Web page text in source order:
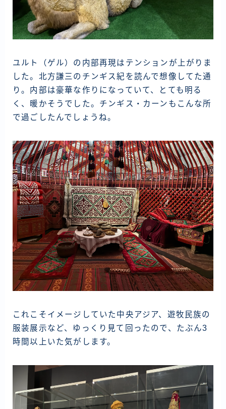
ユルト（ゲル）の内部再現はテンションが上がりま
した。北方謙三のチンギス紀を読んで想像してた通
り。内部は豪華な作りになっていて、とても明る
く、暖かそうでした。チンギス・カーンもこんな所
で過ごしたんでしょうね。
これこそイメージしていた中央アジア、遊牧民族の
服装展示など、ゆっくり見て回ったので、たぶん3
時間以上いた気がします。